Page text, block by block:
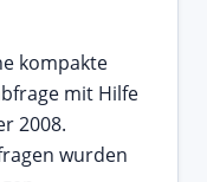
kompakte
mit Hilfe
2008.
wurden